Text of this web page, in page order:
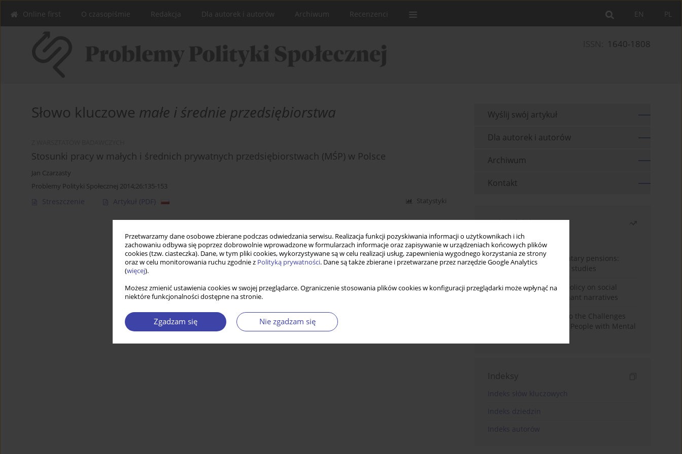
Przetwarzamy dane osobowe zbierane podczas odwiedzania serwisu. Realizacja funkcji pozyskiwania informacji o użytkownikach i ich
zachowaniu odbywa się poprzez dobrowolnie wprowadzone w formularzach informacje oraz zapisywanie w urządzeniach końcowych plików
cookies (tzw. ciasteczka). Dane, w tym pliki cookies, wykorzystywane są w celu realizacji usług, zapewnienia wygodnego korzystania ze strony
oraz w celu monitorowania ruchu zgodnie z Polityką prywatności. Dane są także zbierane i przetwarzane przez narzędzie Google Analytics
(więcej).
Możesz zmienić ustawienia cookies w swojej przeglądarce. Ograniczenie stosowania plików cookies w konfiguracji przeglądarki może wpłynąć na
niektóre funkcjonalności dostępne na stronie.
Zgadzam się Nie zgadzam się
PL
EN
Online first O czasopiśmie Redakcja Dla autorek i autorów Archiwum Recenzenci
1640-1808
Słowo kluczowe małe i średnie przedsiębiorstwa
Stosunki pracy w małych i średnich prywatnych przedsiębiorstwach (MŚP) w Polsce
Jan Czarzasty
Problemy Polityki Społecznej 2014;26:135-153
Streszczenie Artykuł (PDF) Statystyki
Wyślij swój artykuł
Dla autorek i autorów
Archiwum
Kontakt
Najczęściej czytane
Miesiąc
Rok
Auto-enrolment in voluntary pensions:
Comparative OECD case studies
Delegitimizing climate policy on social
media platforms: Dominant narratives
Bibliometric Insights into the Challenges
and Needs of Homeless People with Mental
Indeksy
Indeks słów kluczowych
Indeks dziedzin
Indeks autorów